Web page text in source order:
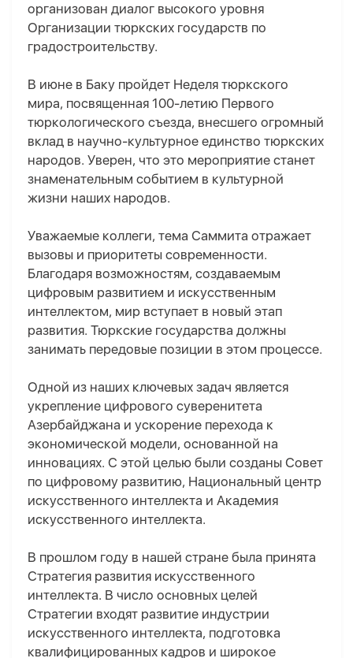
организован диалог высокого уровня
Организации тюркских государств по
градостроительству.
В июне в Баку пройдет Неделя тюркского
мира, посвященная 100-летию Первого
тюркологического съезда, внесшего огромный
вклад в научно-культурное единство тюркских
народов. Уверен, что это мероприятие станет
знаменательным событием в культурной
жизни наших народов.
Уважаемые коллеги, тема Саммита отражает
вызовы и приоритеты современности.
Благодаря возможностям, создаваемым
цифровым развитием и искусственным
интеллектом, мир вступает в новый этап
развития. Тюркские государства должны
занимать передовые позиции в этом процессе.
Одной из наших ключевых задач является
укрепление цифрового суверенитета
Азербайджана и ускорение перехода к
экономической модели, основанной на
инновациях. С этой целью были созданы Совет
по цифровому развитию, Национальный центр
искусственного интеллекта и Академия
искусственного интеллекта.
В прошлом году в нашей стране была принята
Стратегия развития искусственного
интеллекта. В число основных целей
Стратегии входят развитие индустрии
искусственного интеллекта, подготовка
квалифицированных кадров и широкое